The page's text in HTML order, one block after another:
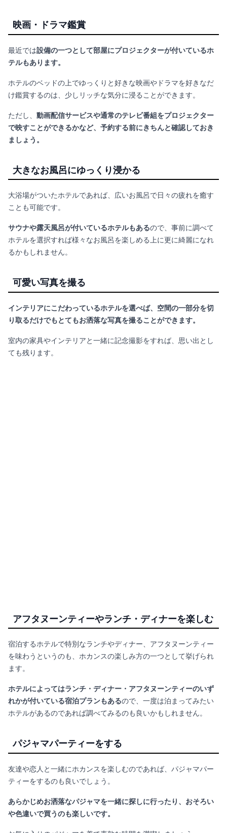
映画・ドラマ鑑賞
最近では設備の一つとして部屋にプロジェクターが付いているホ
テルもあります。
ホテルのベッドの上でゆっくりと好きな映画やドラマを好きなだ
け鑑賞するのは、少しリッチな気分に浸ることができます。
ただし、 動画配信サービスや通常のテレビ番組をプロジェクター
で映すことができるかなど、予約する前にきちんと確認しておき
ましょう。
大きなお風呂にゆっくり浸かる
大浴場がついたホテルであれば、広いお風呂で日々の疲れを癒す
ことも可能です。
サウナや露天風呂が付いているホテルもあるので、事前に調べて
ホテルを選択すれば様々なお風呂を楽しめる上に更に綺麗になれ
るかもしれません。
可愛い写真を撮る
インテリアにこだわっているホテルを選べば、空間の一部分を切
り取るだけでもとてもお洒落な写真を撮ることができます。
室内の家具やインテリアと一緒に記念撮影をすれば、思い出とし
ても残ります。
アフタヌーンティーやランチ・ディナーを楽しむ
宿泊するホテルで特別なランチやディナー、アフタヌーンティー
を味わうというのも、ホカンスの楽しみ方の一つとして挙げられ
ます。
ホテルによってはランチ・ディナー・アフタヌーンティーのいず
れかが付いている宿泊プランもあるので、一度は泊まってみたい
ホテルがあるのであれば調べてみるのも良いかもしれません。
パジャマパーティーをする
友達や恋人と一緒にホカンスを楽しむのであれば、パジャマパー
ティーをするのも良いでしょう。
あらかじめお洒落なパジャマを一緒に探しに行ったり、おそろい
や色違いで買うのも楽しいです。